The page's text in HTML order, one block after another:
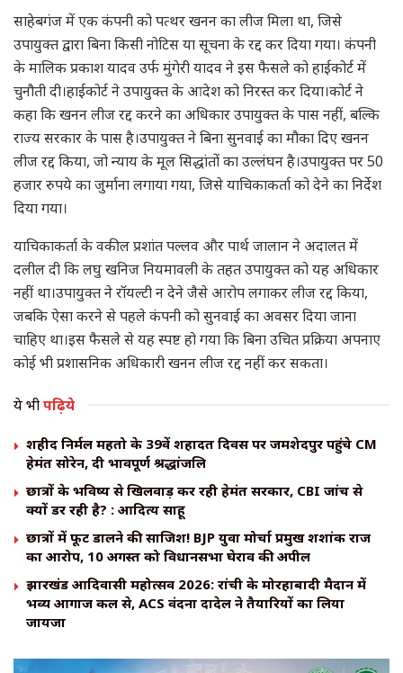
साहेबगंज में एक कंपनी को पत्थर खनन का लीज मिला था, जिसे
उपायुक्त द्वारा बिना किसी नोटिस या सूचना के रद्द कर दिया गया। कंपनी
के मालिक प्रकाश यादव उर्फ मुंगेरी यादव ने इस फैसले को हाईकोर्ट में
चुनौती दी।हाईकोर्ट ने उपायुक्त के आदेश को निरस्त कर दिया।कोर्ट ने
कहा कि खनन लीज रद्द करने का अधिकार उपायुक्त के पास नहीं, बल्कि
राज्य सरकार के पास है।उपायुक्त ने बिना सुनवाई का मौका दिए खनन
लीज रद्द किया, जो न्याय के मूल सिद्धांतों का उल्लंघन है।उपायुक्त पर 50
हजार रुपये का जुर्माना लगाया गया, जिसे याचिकाकर्ता को देने का निर्देश
दिया गया।
याचिकाकर्ता के वकील प्रशांत पल्लव और पार्थ जालान ने अदालत में
दलील दी कि लघु खनिज नियमावली के तहत उपायुक्त को यह अधिकार
नहीं था।उपायुक्त ने रॉयल्टी न देने जैसे आरोप लगाकर लीज रद्द किया,
जबकि ऐसा करने से पहले कंपनी को सुनवाई का अवसर दिया जाना
चाहिए था।इस फैसले से यह स्पष्ट हो गया कि बिना उचित प्रक्रिया अपनाए
कोई भी प्रशासनिक अधिकारी खनन लीज रद्द नहीं कर सकता।
ये भीपढ़िये
शहीद निर्मल महतो के 39वें शहादत दिवस पर जमशेदपुर पहुंचे CM
हेमंत सोरेन, दी भावपूर्ण श्रद्धांजलि
छात्रों के भविष्य से खिलवाड़ कर रही हेमंत सरकार, CBI जांच से
क्यों डर रही है? : आदित्य साहू
छात्रों में फूट डालने की साजिश! BJP युवा मोर्चा प्रमुख शशांक राज
का आरोप, 10 अगस्त को विधानसभा घेराव की अपील
झारखंड आदिवासी महोत्सव 2026: रांची के मोरहाबादी मैदान में
भव्य आगाज कल से, ACS वंदना दादेल ने तैयारियों का लिया
जायजा